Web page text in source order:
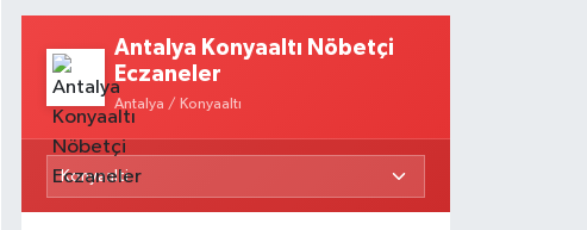
Antalya Konyaaltı Nöbetçi
Eczaneler
Antalya / Konyaaltı